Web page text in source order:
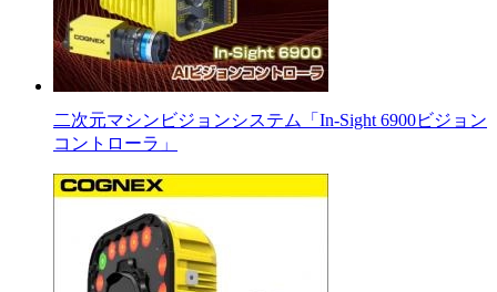
二次元マシンビジョンシステム「In-Sight 6900ビジョン
コントローラ」